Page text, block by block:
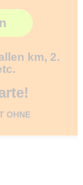
km, 2.
OHNE